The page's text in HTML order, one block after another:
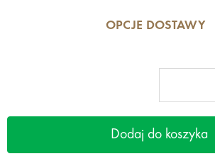
OPCJE DOSTAWY
Dodaj do koszyka